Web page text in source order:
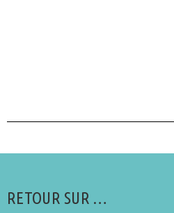
RETOUR SUR …